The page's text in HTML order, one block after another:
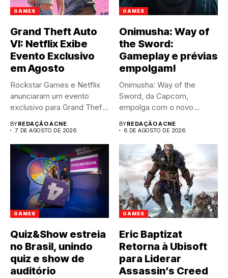
GAMES
Grand Theft Auto
VI: Netflix Exibe
Evento Exclusivo
em Agosto
Rockstar Games e Netflix
anunciaram um evento
exclusivo para Grand Theft
BYREDAÇÃO ACNE
7 DE AGOSTO DE 2026
GAMES
Onimusha: Way of
the Sword:
Gameplay e prévias
empolgam!
Onimusha: Way of the
Sword, da Capcom,
empolga com o novo
BYREDAÇÃO ACNE
6 DE AGOSTO DE 2026
GAMES
Quiz&Show estreia
no Brasil, unindo
quiz e show de
auditório
GAMES
Eric Baptizat
Retorna à Ubisoft
para Liderar
Assassin’s Creed